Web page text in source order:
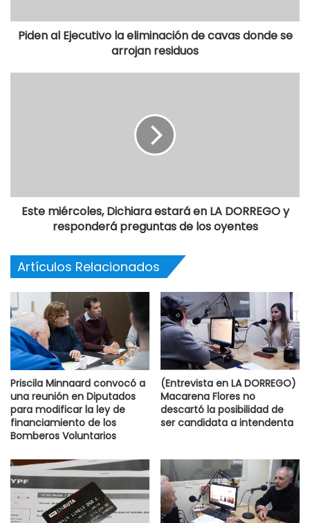
Piden al Ejecutivo la eliminación de cavas donde se
arrojan residuos
Este miércoles, Dichiara estará en LA DORREGO y
responderá preguntas de los oyentes
Artículos Relacionados
Priscila Minnaard convocó a
una reunión en Diputados
para modificar la ley de
financiamiento de los
Bomberos Voluntarios
(Entrevista en LA DORREGO)
Macarena Flores no
descartó la posibilidad de
ser candidata a intendenta